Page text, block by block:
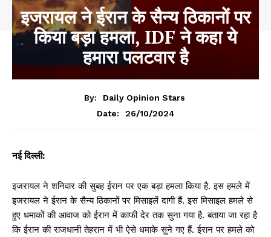
इजरायल ने ईरान के सैन्य ठिकानों पर
किया बड़ा हमला, IDF ने कहा ये
हमारा पलटवार है
By:
Daily Opinion Stars
Date:
26/10/2024
नई दिल्ली:
इजरायल ने शनिवार की सुबह ईरान पर एक बड़ा हमला किया है. इस हमले में
इजरायल ने ईरान के सैन्य ठिकानों पर मिसाइलें दागी हैं. इस मिसाइल हमले से
हुए धमाकों की आवाज को ईरान में काफी देर तक सुना गया है. बताया जा रहा है
कि ईरान की राजधानी तेहरान में भी ऐसे धमाके सुने गए हैं. ईरान पर हमले को